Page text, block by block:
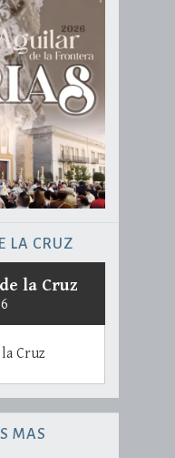
LA CRUZ
la Cruz
Cruz
MAS